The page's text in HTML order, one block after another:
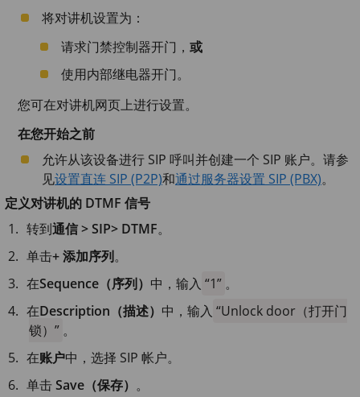
将对讲机设置为：
请求门禁控制器开门， 或
使用内部继电器开门。
您可在对讲机网页上进行设置。
在您开始之前
允许从该设备进行 SIP 呼叫并创建一个 SIP 账户。请参
见设置直连 SIP (P2P)和通过服务器设置 SIP (PBX)。
定义对讲机的 DTMF 信号
转到通信 > SIP> DTMF。
单击+ 添加序列。
在Sequence（序列） 中，输入 1 。
在Description（描述） 中，输入
Unlock door（打开门
锁）
。
在账户中，选择 SIP 帐户。
单击Save（保存） 。